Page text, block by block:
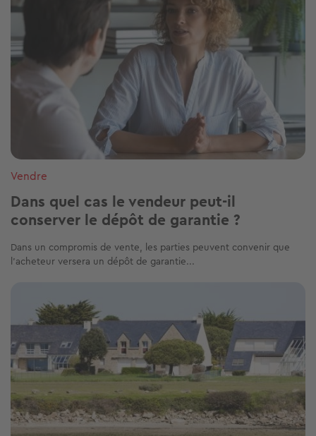
Vendre
Dans quel cas le vendeur peut-il
conserver le dépôt de garantie ?
Dans un compromis de vente, les parties peuvent convenir que
l’acheteur versera un dépôt de garantie...